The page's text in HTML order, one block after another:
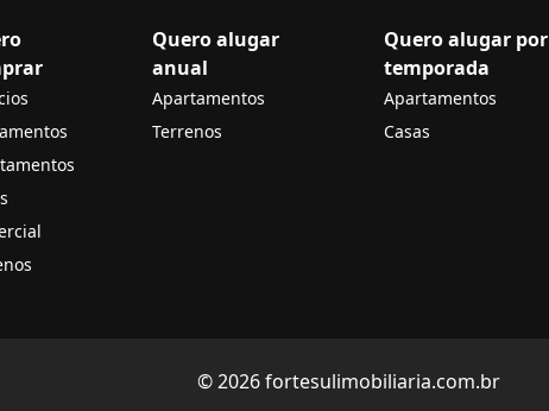
Quero alugar
anual
Apartamentos
Terrenos
Quero alugar por
temporada
Apartamentos
Casas
© 2026 fortesulimobiliaria.com.br